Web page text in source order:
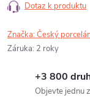
Dotaz k produktu
Značka:Český
Záruka: 2 roky
+3 800
Objevte jednu